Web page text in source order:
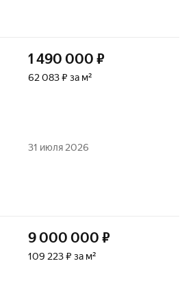
1 490 000 ₽
62 083 ₽ за м²
31 июля 2026
9 000 000 ₽
109 223 ₽ за м²